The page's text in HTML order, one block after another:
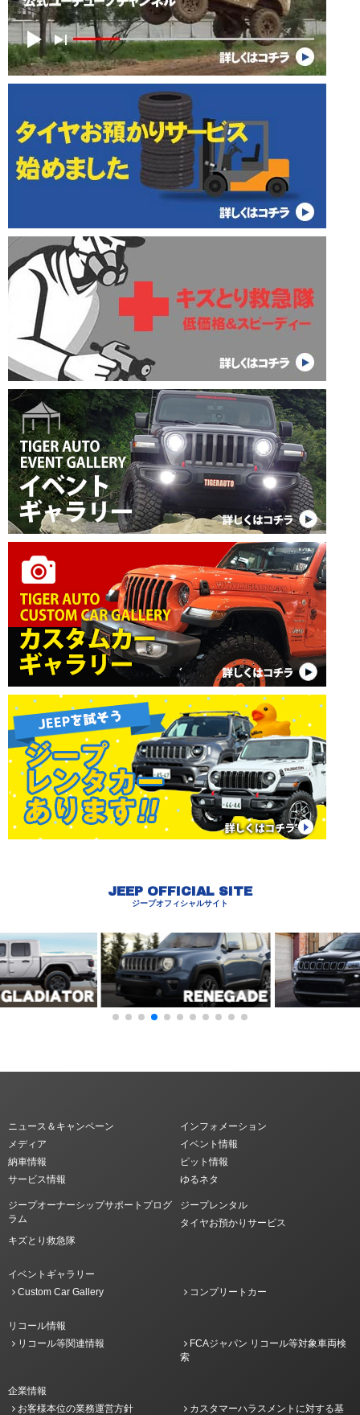
JEEP OFFICIAL SITE
ジープオフィシャルサイト
ニュース＆キャンペーン
インフォメーション
メディア
イベント情報
納車情報
ピット情報
サービス情報
ゆるネタ
ジープオーナーシップサポートプログ
ラム
ジープレンタル
タイヤお預かりサービス
キズとり救急隊
イベントギャラリー
Custom Car Gallery
コンプリートカー
リコール情報
リコール等関連情報
FCAジャパン リコール等対象車両検
索
企業情報
お客様本位の業務運営方針
カスタマーハラスメントに対する基